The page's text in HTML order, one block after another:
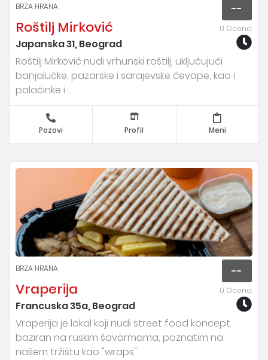
--
0 Ocena
BRZA HRANA
Roštilj Mirković
Japanska 31, Beograd
Roštilj Mirković nudi vrhunski roštilj, uključujući
banjalučke, pazarske i sarajevske ćevape, kao i
palačinke i ...
Pozovi Profil Meni
--
0 Ocena
BRZA HRANA
Vraperija
Francuska 35a, Beograd
Vraperija je lokal koji nudi street food koncept
baziran na ruskim šavarmama, poznatim na
našem tržištu kao "wraps".